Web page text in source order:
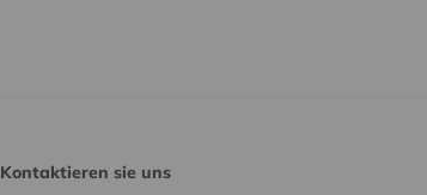
Kontaktieren sie uns